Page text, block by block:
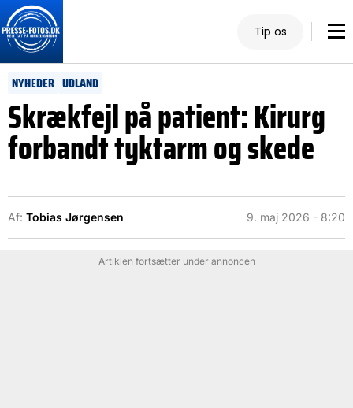
Tip os
NYHEDER UDLAND
Skrækfejl på patient: Kirurg
forbandt tyktarm og skede
Af: Tobias Jørgensen 9. maj 2026 - 8:20
Artiklen fortsætter under annoncen